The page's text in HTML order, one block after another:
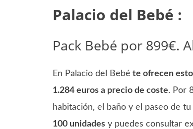
Palacio del Bebé :
Pack Bebé por 899€.
En Palacio del Bebé te ofrecen
1.284 euros a precio de coste. Por
habitación, el baño y el paseo de tu
100 unidadesy puedes consultar